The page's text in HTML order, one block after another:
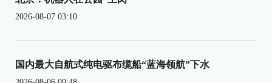
2026-08-07 03:10
国内最大自航式纯电驱布缆船“蓝海领航”下水